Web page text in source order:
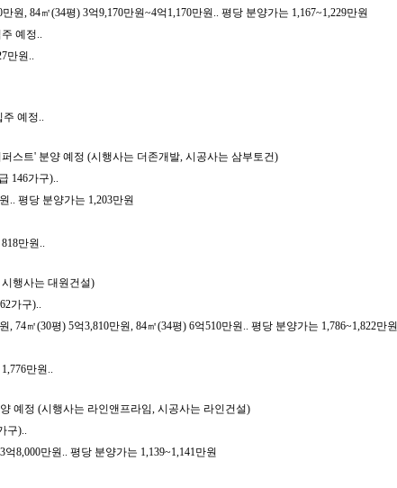
원, 84㎡(34평) 3억9,170만원~4억1,170만원.. 평당 분양가는 1,167~1,229만원
예정..
만원..
주 예정..
스트' 분양 예정 (시행사는 더존개발, 시공사는 삼부토건)
146가구)..
.. 평당 분양가는 1,203만원
만원..
행사는 대원건설)
가구)..
74㎡(30평) 5억3,810만원, 84㎡(34평) 6억510만원.. 평당 분양가는 1,786~1,822만원
만원..
예정 (시행사는 라인앤프라임, 시공사는 라인건설)
구)..
8,000만원.. 평당 분양가는 1,139~1,141만원